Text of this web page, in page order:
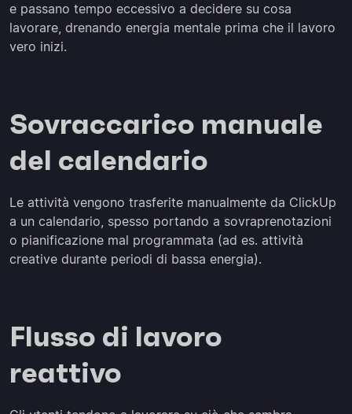
e passano tempo eccessivo a decidere su cosa
lavorare, drenando energia mentale prima che il lavoro
vero inizi.
Sovraccarico manuale
del calendario
Le attività vengono trasferite manualmente da ClickUp
a un calendario, spesso portando a sovraprenotazioni
o pianificazione mal programmata (ad es. attività
creative durante periodi di bassa energia).
Flusso di lavoro
reattivo